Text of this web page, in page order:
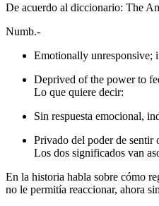
De acuerdo al diccionario: The
Numb.-
Emotionally unresponsive;
Deprived of the power to
Lo que quiere decir:
Sin respuesta emocional,
Privado del poder de sentir
Los dos significados van
En la historia habla sobre cómo
no le permitía reaccionar, ahora